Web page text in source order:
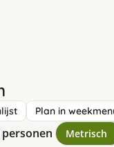
Plan in
personen Metrisch